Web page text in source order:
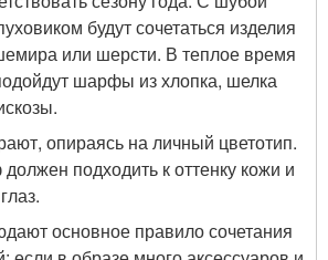
будут сочетаться изделия
или шерсти. В теплое время
шарфы из хлопка, шелка
опираясь на личный цветотип.
подходить к оттенку кожи и
основное правило сочетания